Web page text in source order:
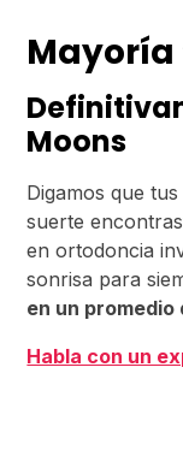
Mayoría
Moons
Digamos que
suerte
en ortodoncia
sonrisa para
en un promedio
Habla con un